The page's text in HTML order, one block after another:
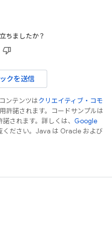
ちましたか？
クを送信
ンテンツはクリエイティブ・コモ
許諾されます。コードサンプルは
されます。詳しくは、 Google
ください。Java は Oracle および